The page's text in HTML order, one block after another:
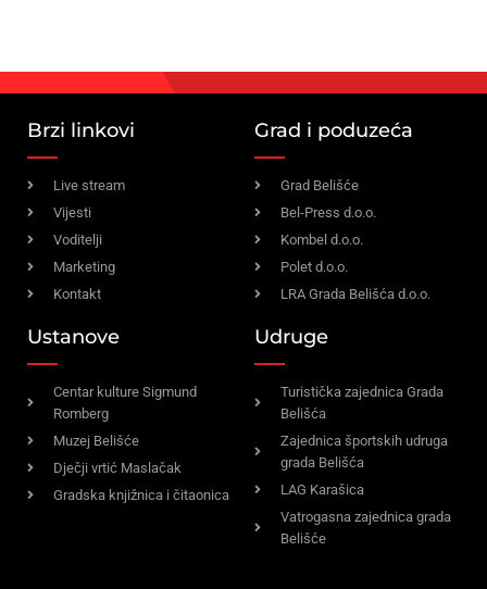
Brzi linkovi
Live stream
Vijesti
Voditelji
Marketing
Kontakt
Grad i poduzeća
Grad Belišće
Bel-Press d.o.o.
Kombel d.o.o.
Polet d.o.o.
LRA Grada Belišća d.o.o.
Ustanove
Centar kulture Sigmund
Romberg
Muzej Belišće
Dječji vrtić Maslačak
Gradska knjižnica i čitaonica
Udruge
Turistička zajednica Grada
Belišća
Zajednica športskih udruga
grada Belišća
LAG Karašica
Vatrogasna zajednica grada
Belišće